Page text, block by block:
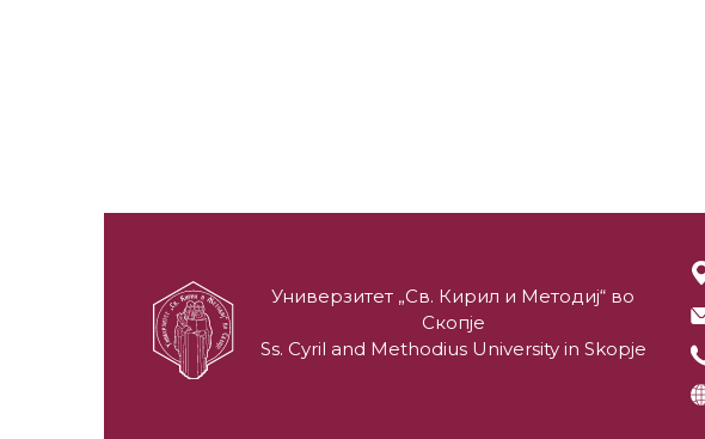
Универзитет „Св. Кирил и Методиј“ во
Скопје
Ss. Cyril and Methodius University in Skopje